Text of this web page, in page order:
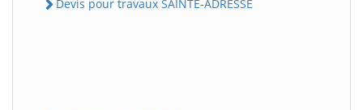
Devis pour travaux SAINTE-ADRESSE